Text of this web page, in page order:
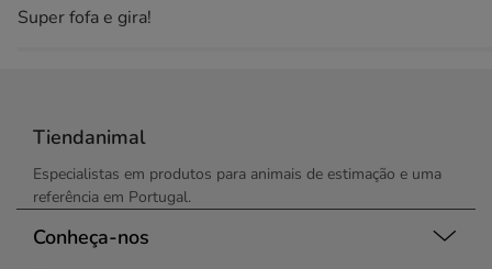
Super fofa e gira!
Tiendanimal
Especialistas em produtos para animais de estimação e uma
referência em Portugal.
Conheça-nos